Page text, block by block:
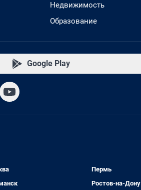
Недвижимость
Образование
Google Play
Пермь
Ростов-на-Дону